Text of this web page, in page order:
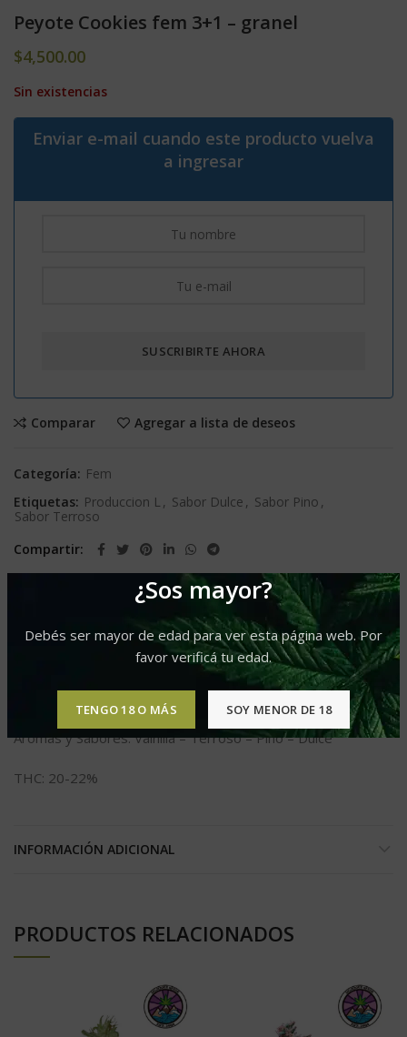
¿Sos mayor?
Debés ser mayor de edad para ver esta página web. Por
favor verificá tu edad.
TENGO 18 O MÁS SOY MENOR DE 18
Peyote Cookies fem 3+1 – granel
$4,500.00
Sin existencias
Enviar e-mail cuando este producto vuelva
a ingresar
Comparar Agregar a lista de deseos
Categoría: Fem
Etiquetas: Produccion L , Sabor Dulce , Sabor Pino ,
Sabor Terroso
Compartir
PEYOTE COOKIES FEM
Aromas y Sabores: Vainilla – Terroso – Pino – Dulce
THC: 20-22%
INFORMACIÓN ADICIONAL
PRODUCTOS RELACIONADOS